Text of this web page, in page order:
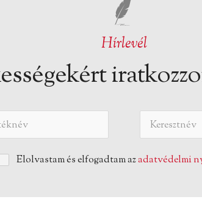
Hírlevél
Elolvastam és elfogadtam azadatvédelmi